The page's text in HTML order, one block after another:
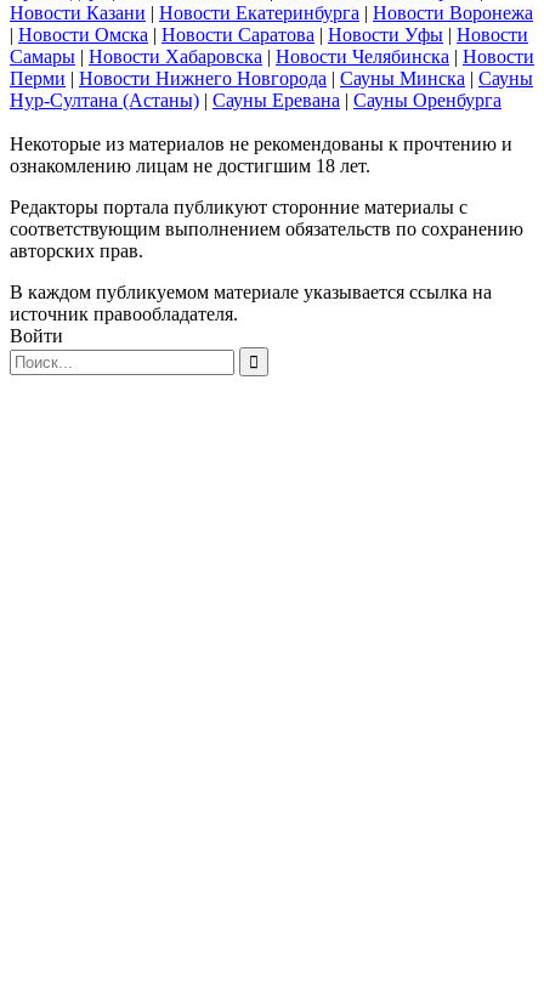
Новости Казани | Новости Екатеринбурга | Новости Воронежа
| Новости Омска | Новости Саратова | Новости Уфы | Новости
Самары | Новости Хабаровска | Новости Челябинска | Новости
Перми | Новости Нижнего Новгорода | Сауны Минска | Сауны
Нур-Султана (Астаны) | Сауны Еревана | Сауны Оренбурга
Некоторые из материалов не рекомендованы к прочтению и
ознакомлению лицам не достигшим 18 лет.
Редакторы портала публикуют сторонние материалы с
соответствующим выполнением обязательств по сохранению
авторских прав.
В каждом публикуемом материале указывается ссылка на
источник правообладателя.
Войти